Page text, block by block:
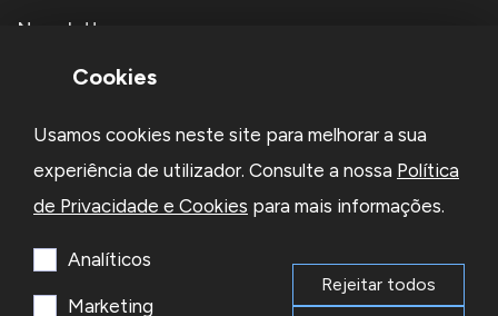
Newsletter
Li e aceito aPolítica de Privacidadee os Termos e Condições
Subscrever
Cookies
Usamos cookies neste site para melhorar a sua
experiência de utilizador. Consulte a nossa Política
de Privacidade e Cookies para mais informações.
Analíticos
Marketing
Rejeitar todos